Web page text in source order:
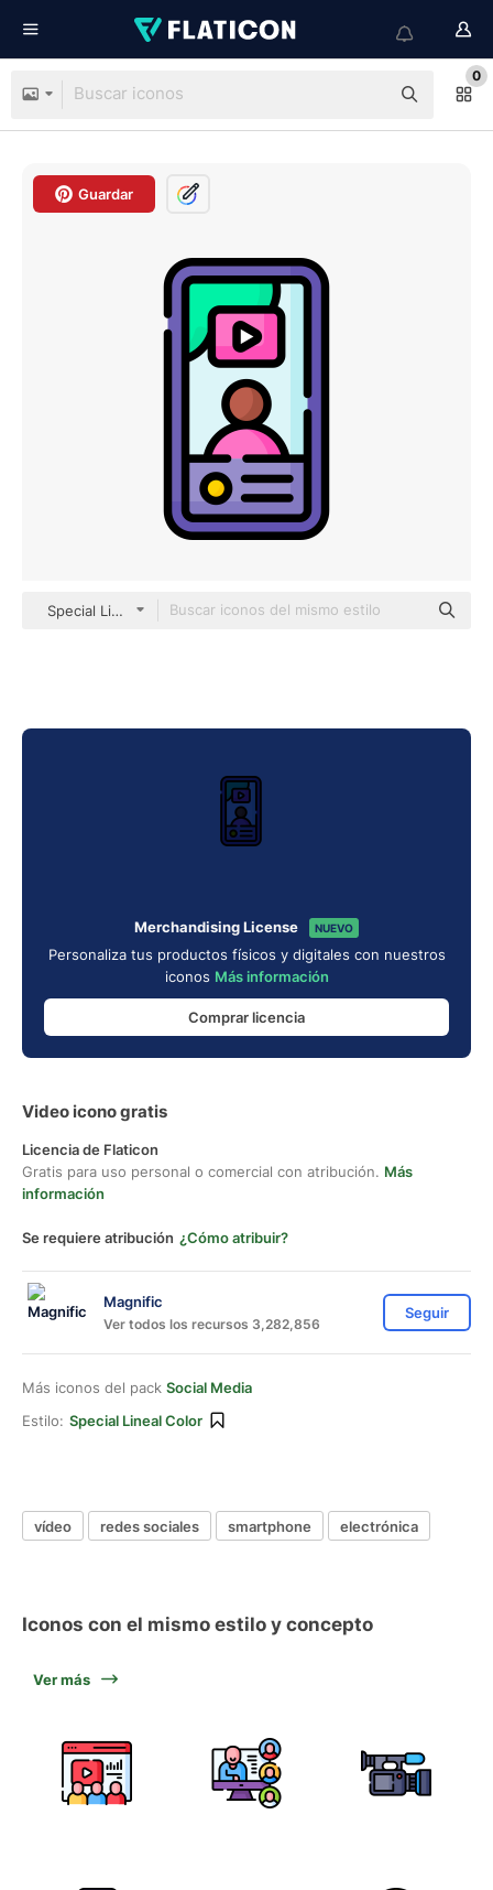
0
Guardar
Special Lineal color
Merchandising License NUEVO
Personaliza tus productos físicos y digitales con nuestros
iconos Más información
Comprar licencia
Video icono gratis
Licencia de Flaticon
Gratis para uso personal o comercial con atribución. Más
información
Se requiere atribución ¿Cómo atribuir?
Magnific
Ver todos los recursos 3,282,856
Seguir
Más iconos del pack Social Media
Estilo: Special Lineal Color
vídeo redes sociales smartphone electrónica
Iconos con el mismo estilo y concepto
Ver más